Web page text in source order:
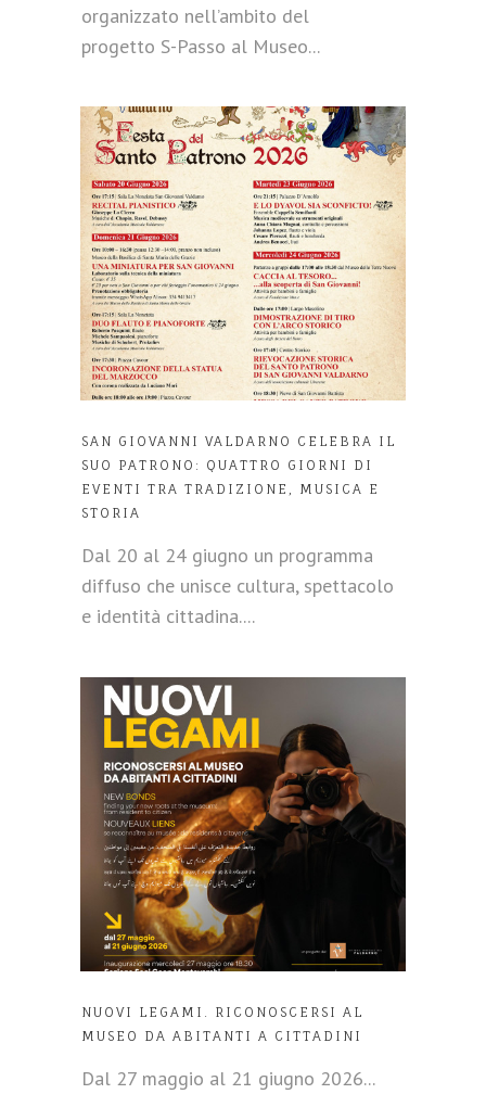
organizzato nell’ambito del
progetto S-Passo al Museo...
SAN GIOVANNI VALDARNO CELEBRA IL
SUO PATRONO: QUATTRO GIORNI DI
EVENTI TRA TRADIZIONE, MUSICA E
STORIA
Dal 20 al 24 giugno un programma
diffuso che unisce cultura, spettacolo
e identità cittadina....
NUOVI LEGAMI. RICONOSCERSI AL
MUSEO DA ABITANTI A CITTADINI
Dal 27 maggio al 21 giugno 2026...